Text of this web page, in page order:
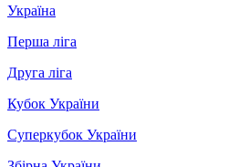
Україна
Перша ліга
Друга ліга
Кубок України
Суперкубок України